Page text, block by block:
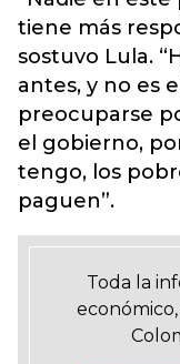
tiene más
sostuvo Lula.
antes, y no es
preocuparse
el gobierno,
tengo, los
paguen”.
Toda la